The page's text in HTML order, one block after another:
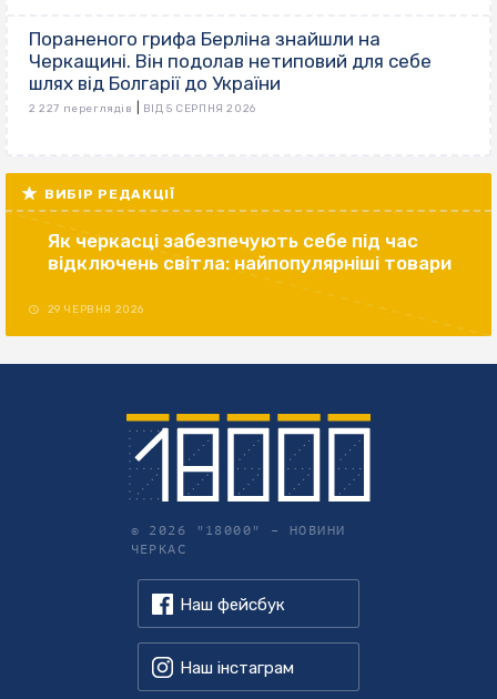
Пораненого грифа Берліна знайшли на
Черкащині. Він подолав нетиповий для себе
шлях від Болгарії до України
2 227 переглядів ВІД 5 СЕРПНЯ 2026
ВИБІР РЕДАКЦІЇ
Як черкасці забезпечують себе під час
відключень світла: найпопулярніші товари
29 ЧЕРВНЯ 2026
© 2026 "18000" – НОВИНИ
ЧЕРКАС
Наш фейсбук
Наш інстаграм